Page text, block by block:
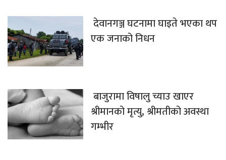
देवानगञ्ज घटनामा घाइते भएका थप
एक जनाको निधन
बाजुरामा विषालु च्याउ खाएर
श्रीमानको मृत्यु, श्रीमतीको अवस्था
गम्भीर